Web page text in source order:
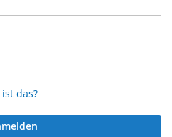
ist das?